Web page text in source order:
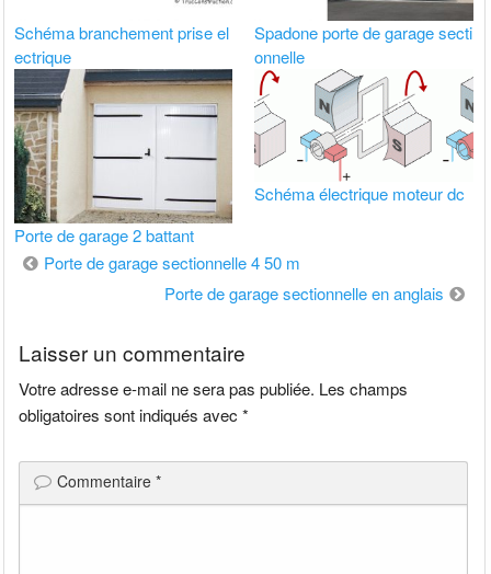
Schéma branchement prise el
ectrique
Spadone porte de garage secti
onnelle
Porte de garage 2 battant
Schéma électrique moteur dc
Navigation
Porte de garage sectionnelle 4 50 m
Porte de garage sectionnelle en anglais
Laisser un commentaire
Votre adresse e-mail ne sera pas publiée. Les champs
obligatoires sont indiqués avec*
Commentaire*